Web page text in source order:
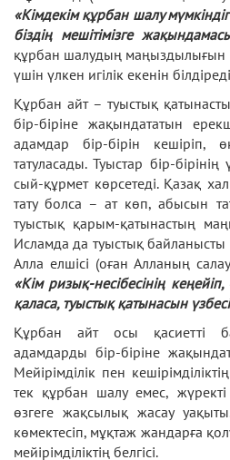
«Кімдекім құрбан шалу
біздің мешітімізге
құрбан шалудың маңыздылығын
үшін үлкен игілік екенін
Құрбан айт – туыстық
бір-біріне жақындататын
адамдар бір-бірін кешіріп,
татуласады. Туыстар бір-
сый-құрмет көрсетеді. Қазақ
тату болса – ат көп, абысын
туыстық қарым-қатынастың
Исламда да туыстық байланысты
Алла елшісі (оған Алланың
«Кім ризық-несібесінің
қаласа, туыстық қатынасын
Құрбан айт осы қасиетті
адамдарды бір-біріне
Мейірімділік пен
тек құрбан шалу емес, жүректі
өзгеге жақсылық жасау
көмектесіп, мұқтаж жандарға
мейірімділіктің белгісі.